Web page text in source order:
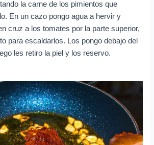
la carne de los pimientos que
En un cazo pongo agua a hervir y
cruz a los tomates por la parte superior,
para escaldarlos. Los pongo debajo del
les retiro la piel y los reservo.